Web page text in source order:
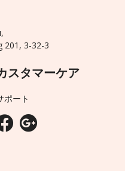
201, 3-32-3
スタマーケア
ポート